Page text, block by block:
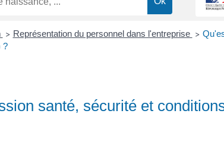
> Représentation du personnel dans l'entreprise >
?
santé, sécurité et